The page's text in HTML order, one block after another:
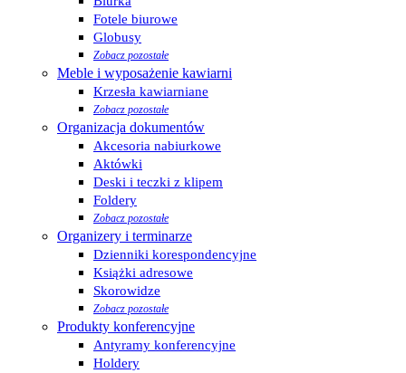
Fotele biurowe
Globusy
Zobacz pozostałe
Meble i wyposażenie kawiarni
Krzesła kawiarniane
Zobacz pozostałe
Organizacja dokumentów
Akcesoria nabiurkowe
Aktówki
Deski i teczki z klipem
Foldery
Zobacz pozostałe
Organizery i terminarze
Dzienniki korespondencyjne
Książki adresowe
Skorowidze
Zobacz pozostałe
Produkty konferencyjne
Antyramy konferencyjne
Holdery